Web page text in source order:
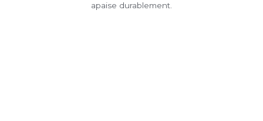
apaise durablement.